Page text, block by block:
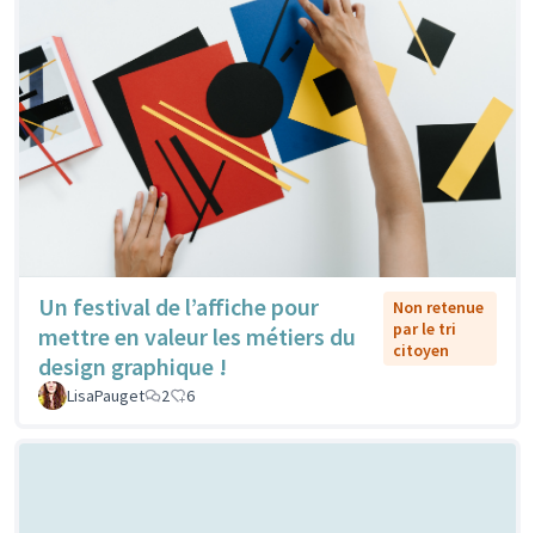
Un festival de l’affiche pour
mettre en valeur les métiers du
design graphique !
Non retenue
par le tri
citoyen
LisaPauget 2 6